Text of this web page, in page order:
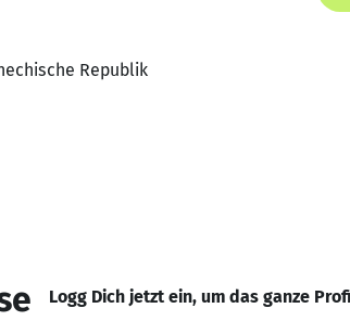
Republik
Logg Dich jetzt ein, um das ganze